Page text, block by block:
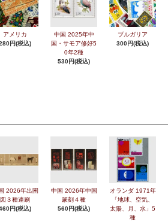
アメリカ
円(税込)
中国 2025年中
国・サモア修好5
0年2種
530円(税込)
ブルガリア
300円(税込)
2026年出圉
図３種連刷
円(税込)
中国 2026年中国
篆刻４種
560円(税込)
オランダ 1971年
「地球、空気、
太陽、月、水」5
種